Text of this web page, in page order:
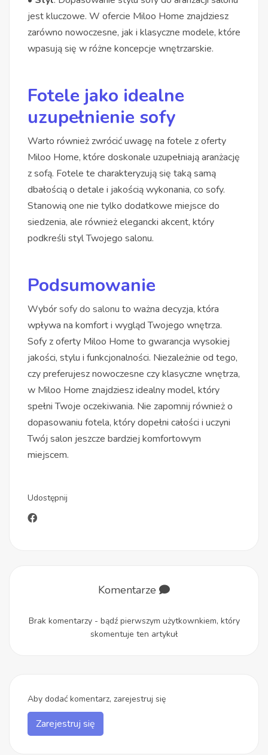
jest kluczowe. W ofercie Miloo Home znajdziesz
zarówno nowoczesne, jak i klasyczne modele, które
wpasują się w różne koncepcje wnętrzarskie.
Fotele jako idealne
uzupełnienie sofy
Warto również zwrócić uwagę na fotele z oferty
Miloo Home, które doskonale uzupełniają aranżację
z sofą. Fotele te charakteryzują się taką samą
dbałością o detale i jakością wykonania, co sofy.
Stanowią one nie tylko dodatkowe miejsce do
siedzenia, ale również elegancki akcent, który
podkreśli styl Twojego salonu.
Podsumowanie
Wybórsofy do salonu to ważna decyzja, która
wpływa na komfort i wygląd Twojego wnętrza.
Sofy z oferty Miloo Home to gwarancja wysokiej
jakości, stylu i funkcjonalności. Niezależnie od tego,
czy preferujesz nowoczesne czy klasyczne wnętrza,
w Miloo Home znajdziesz idealny model, który
spełni Twoje oczekiwania. Nie zapomnij również o
dopasowaniu fotela, który dopełni całości i uczyni
Twój salon jeszcze bardziej komfortowym
miejscem.
Udostępnij
Komentarze
Brak komentarzy - bądź pierwszym użytkownkiem, który
skomentuje ten artykuł
Aby dodać komentarz, zarejestruj się
Zarejestruj się